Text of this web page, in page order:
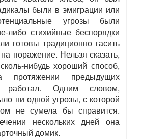
были в эмиграции или
угрозы были
либо стихийные беспорядки
готовы традиционно гасить
поражение. Нельзя сказать,
нибудь хороший способ,
предыдущих
работал. Одним словом,
ни одной угрозы, с которой
не сумела бы справится.
нескольких дней она
домик.